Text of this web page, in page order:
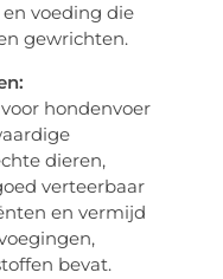
voeding die
gewrichten.
hondenvoer
dieren,
verteerbaar
en vermijd
bevat.